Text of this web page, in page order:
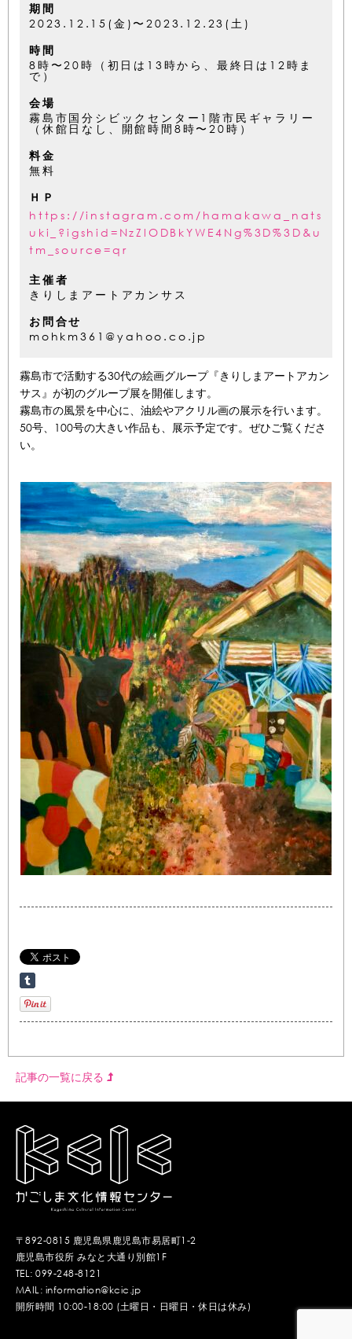
期間
2023.12.15(金)〜2023.12.23(土)
時間
8時〜20時（初日は13時から、最終日は12時ま
で）
会場
霧島市国分シビックセンター1階市民ギャラリー
（休館日なし、開館時間8時〜20時）
料金
無料
ＨＰ
https://instagram.com/hamakawa_nats
uki_?igshid=NzZlODBkYWE4Ng%3D%3D&u
tm_source=qr
主催者
きりしまアートアカンサス
お問合せ
mohkm361@yahoo.co.jp
霧島市で活動する30代の絵画グループ『きりしまアートアカン
サス』が初のグループ展を開催します。
霧島市の風景を中心に、油絵やアクリル画の展示を行います。
50号、100号の大きい作品も、展示予定です。ぜひご覧くださ
い。
記事の一覧に戻る
〒892-0815 鹿児島県鹿児島市易居町1-2
鹿児島市役所 みなと大通り別館1F
TEL: 099-248-8121
MAIL: information@kcic.jp
開所時間 10:00-18:00 (土曜日・日曜日・休日は休み)